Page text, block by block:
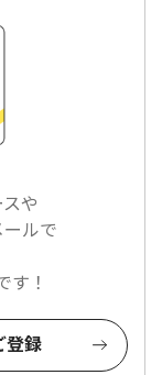
や
ルで
す！
登録